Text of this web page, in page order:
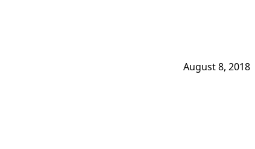
August 8, 2018